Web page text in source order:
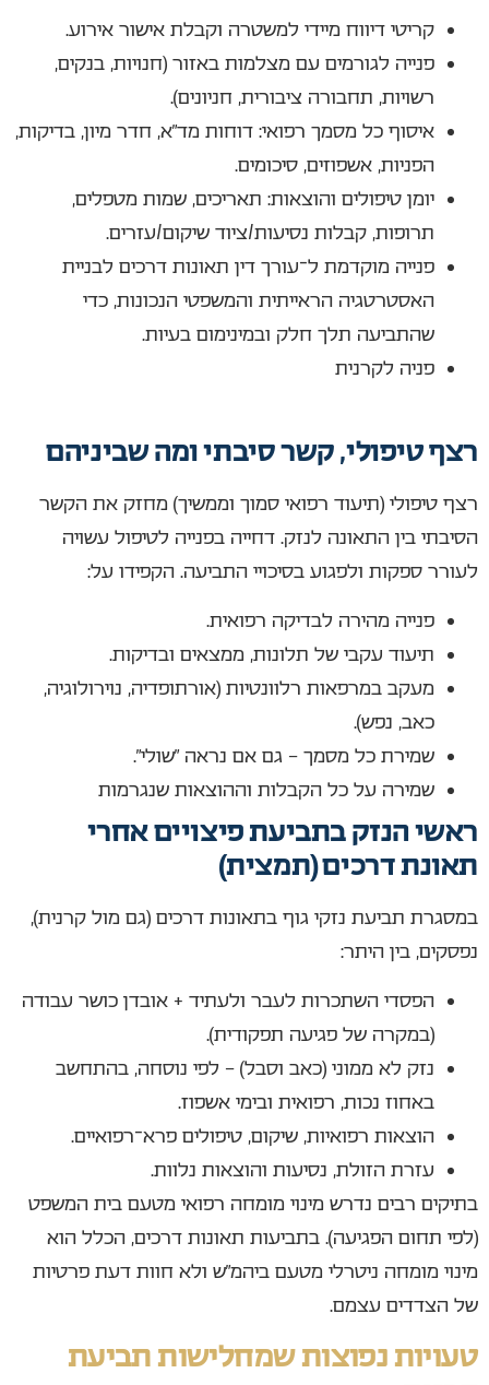
קריטי דיווח מיידי למשטרה וקבלת אישור אירוע.
פנייה לגורמים עם מצלמות באזור (חנויות, בנקים,
רשויות, תחבורה ציבורית, חניונים).
איסוף כל מסמך רפואי: דוחות מד״א, חדר מיון, בדיקות,
הפניות, אשפוזים, סיכומים.
יומן טיפולים והוצאות: תאריכים, שמות מטפלים,
תרופות, קבלות נסיעות/ציוד שיקום/עזרים.
פנייה מוקדמת ל־עורך דין תאונות דרכים לבניית
האסטרטגיה הראייתית והמשפטי הנכונות, כדי
שהתביעה תלך חלק ובמינימום בעיות.
פניה לקרנית
רצף טיפולי, קשר סיבתי ומה שביניהם
רצף טיפולי (תיעוד רפואי סמוך וממשיך) מחזק את הקשר
הסיבתי בין התאונה לנזק. דחייה בפנייה לטיפול עשויה
לעורר ספקות ולפגוע בסיכויי התביעה. הקפידו על:
פנייה מהירה לבדיקה רפואית.
תיעוד עקבי של תלונות, ממצאים ובדיקות.
מעקב במרפאות רלוונטיות (אורתופדיה, נוירולוגיה,
כאב, נפש).
שמירת כל מסמך – גם אם נראה “שולי”.
שמירה על כל הקבלות וההוצאות שנגרמות
ראשי הנזק בתביעת פיצויים אחרי
תאונת דרכים (תמצית)
במסגרת תביעת נזקי גוף בתאונות דרכים (גם מול קרנית),
נפסקים, בין היתר:
הפסדי השתכרות לעבר ולעתיד + אובדן כושר עבודה
(במקרה של פגיעה תפקודית).
נזק לא ממוני (כאב וסבל) – לפי נוסחה, בהתחשב
באחוז נכות, רפואית ובימי אשפוז.
הוצאות רפואיות, שיקום, טיפולים פרא־רפואיים.
עזרת הזולת, נסיעות והוצאות נלוות.
בתיקים רבים נדרש מינוי מומחה רפואי מטעם בית המשפט
(לפי תחום הפגיעה). בתביעות תאונות דרכים, הכלל הוא
מינוי מומחה ניטרלי מטעם ביהמ״ש ולא חוות דעת פרטיות
של הצדדים עצמם.
טעויות נפוצות שמחלישות תביעת